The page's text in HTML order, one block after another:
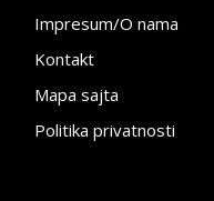
Impresum/O nama
Kontakt
Mapa sajta
Politika privatnosti